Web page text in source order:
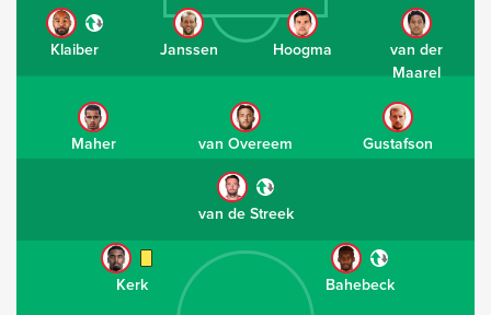
Klaiber Janssen Hoogma
van der
Maarel
Maher van Overeem Gustafson
van de Streek
Kerk Bahebeck